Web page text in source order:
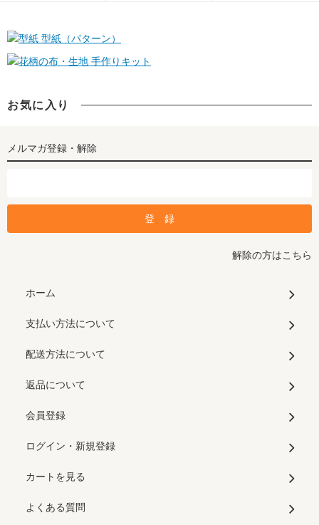
型紙（パターン）
手作りキット
お気に入り
メルマガ登録・解除
解除の方はこちら
ホーム
支払い方法について
配送方法について
返品について
会員登録
ログイン・新規登録
カートを見る
よくある質問